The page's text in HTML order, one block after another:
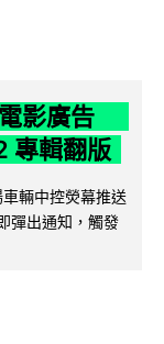
影廣告
專輯翻版
輛中控熒幕推送
彈出通知，觸發